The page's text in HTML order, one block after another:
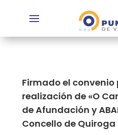
Firmado el convenio
realización de «O
de Afundación y
Concello de Quiroga